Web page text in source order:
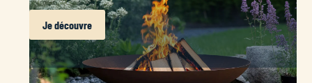
Je découvre